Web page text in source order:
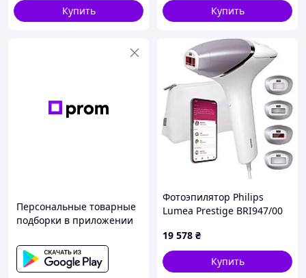
Купить
Купить
Персональные товарные
подборки в приложении
Фотоэпилятор Philips
Lumea Prestige BRI947/00
19 578 ₴
Купить